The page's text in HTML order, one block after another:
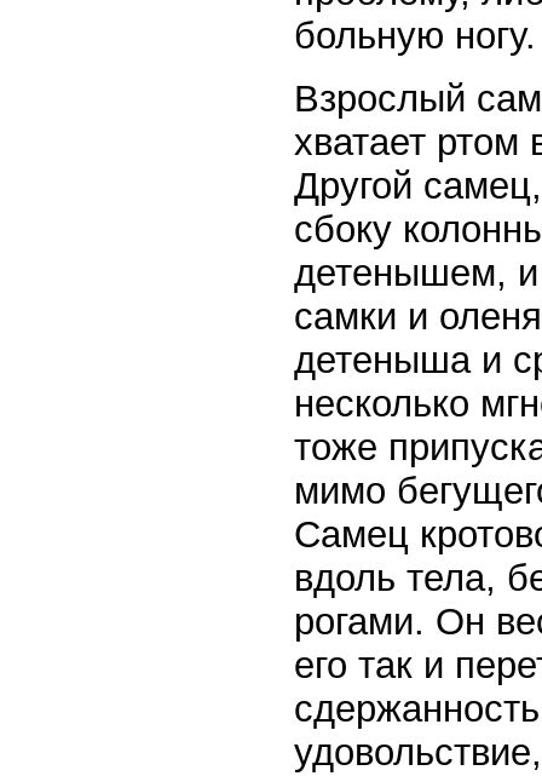
больную ногу.
Взрослый
хватает ртом
Другой
сбоку
детенышем,
самки и
детеныша и
несколько
тоже
мимо
Самец
вдоль тела,
рогами. Он
его так и